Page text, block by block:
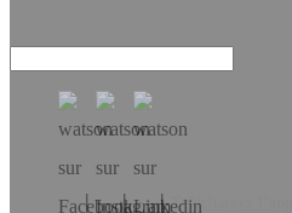
Téléchargez l’app!